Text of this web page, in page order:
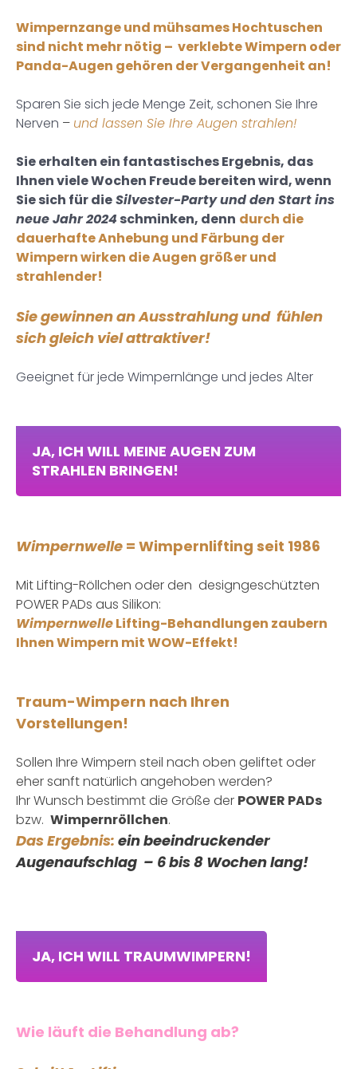
Wimpernzange und mühsames Hochtuschen
sind nicht mehr nötig – verklebte Wimpern oder
Panda-Augen gehören der Vergangenheit an!
Sparen Sie sich jede Menge Zeit, schonen Sie Ihre
Nerven – und lassen Sie Ihre Augen strahlen!
Sie erhalten ein fantastisches Ergebnis, das
Ihnen viele Wochen Freude bereiten wird, wenn
Sie sich für dieSilvester-Party und den Start ins
neue Jahr 2024 schminken, denn durch die
dauerhafte Anhebung und Färbung der
Wimpern wirken die Augen größer und
strahlender!
Sie gewinnen an Ausstrahlung und fühlen
sich gleich viel attraktiver!
Geeignet für jede Wimpernlänge und jedes Alter
JA, ICH WILL MEINE AUGEN ZUM
STRAHLEN BRINGEN!
Wimpernwelle = Wimpernlifting seit 1986
Mit Lifting-Röllchen oder den designgeschützten
POWER PADs aus Silikon:
WimpernwelleLifting-Behandlungen zaubern
Ihnen Wimpern mit WOW-Effekt!
Traum-Wimpern nach Ihren
Vorstellungen!
Sollen Ihre Wimpern steil nach oben geliftet oder
eher sanft natürlich angehoben werden?
Ihr Wunsch bestimmt die Größe der POWER PADs
bzw. Wimpernröllchen.
Das Ergebnis: ein beeindruckender
Augenaufschlag – 6 bis 8 Wochen lang!
JA, ICH WILL TRAUMWIMPERN!
Wie läuft die Behandlung ab?